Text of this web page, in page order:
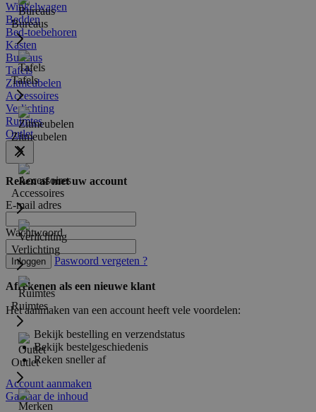
Winkelwagen
Bureaus
Tafels
Zitmeubelen
Accessoires
Verlichting
Ruimtes
Outlet
Bedden
Bed-toebehoren
Kasten
Bureaus
Tafels
Zitmeubelen
Accessoires
Verlichting
Ruimtes
Outlet
Reken af met uw account
E-mail adres
Wachtwoord
Inloggen Paswoord vergeten ?
Afrekenen als een nieuwe klant
Het aanmaken van een account heeft vele voordelen:
Bekijk bestelling en verzendstatus
Bekijk bestelgeschiedenis
Reken sneller af
Account aanmaken
Ga naar de inhoud